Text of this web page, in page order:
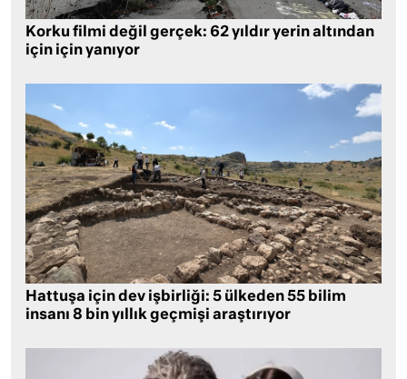
Korku filmi değil gerçek: 62 yıldır yerin altından
için için yanıyor
Hattuşa için dev işbirliği: 5 ülkeden 55 bilim
insanı 8 bin yıllık geçmişi araştırıyor